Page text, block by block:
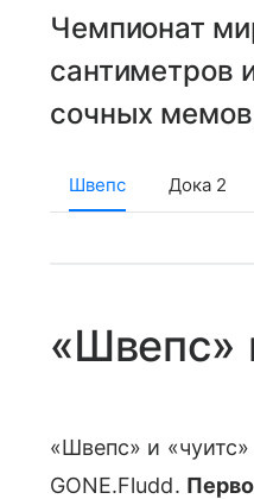
Чемпионат
сантиметров
сочных
Швепс Дока 2
«Швепс»
«Швепс» и
GONE.Fludd.